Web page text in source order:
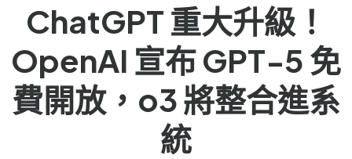
ChatGPT 重大升級！
OpenAI 宣布 GPT-5 免
費開放，o3 將整合進系
統